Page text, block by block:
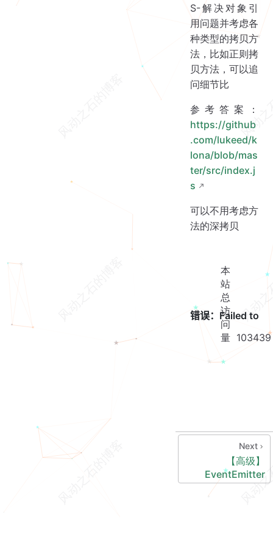
S-解决对象引
用问题并考虑各
种类型的拷贝方
法，比如正则拷
贝方法，可以追
问细节比
参考答案：
https://github
.com/lukeed/k
lona/blob/mas
ter/src/index.j
s
可以不用考虑方
法的深拷贝
本
站
总
访
问
量 103439
Next
【高级】
EventEmitter